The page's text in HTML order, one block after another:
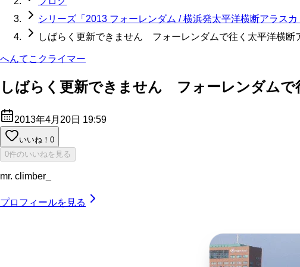
シリーズ「2013 フォーレンダム / 横浜発太平洋横断アラスカ
しばらく更新できません フォーレンダムで往く太平洋横断
へんてこクライマー
しばらく更新できません フォーレンダムで
2013年4月20日 19:59
いいね！ 0
0件のいいねを見る
mr. climber_
プロフィールを見る